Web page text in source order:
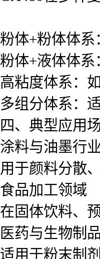
粉体+粉体体
粉体+液体体
高粘度体系：
多组分体系：
四、典型应用
涂料与油墨行业
用于颜料分散
食品加工领域
在固体饮料、
医药与生物制品
适用于粉末制